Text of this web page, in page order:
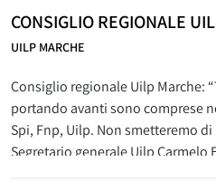
CONSIGLIO REGIONALE
UILP MARCHE
Consiglio regionale Uilp Marche:
portando avanti sono comprese
Spi, Fnp, Uilp. Non smetteremo
Segretario generale Uilp Carmelo